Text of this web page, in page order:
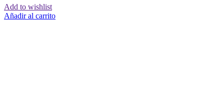
Add to wishlist
Añadir al carrito